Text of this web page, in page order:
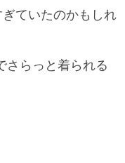
ていたのかもしれ
さらっと着られる